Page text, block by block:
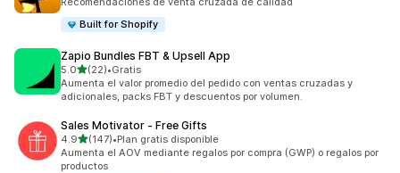
Built for Shopify
Zapio Bundles FBT & Upsell App
5.0de 5 estrellas
(22)
22 reseñas en total
•Gratis
Aumenta el valor promedio del pedido con ventas cruzadas y
adicionales, packs FBT y descuentos por volumen.
Sales Motivator ‑ Free Gifts
4.9de 5 estrellas
(147)
147 reseñas en total
•Plan gratis disponible
Aumenta el AOV mediante regalos por compra (GWP) o regalos por
productos